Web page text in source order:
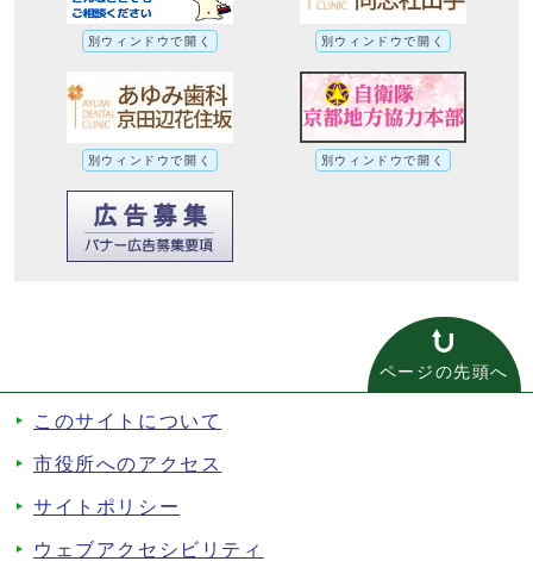
別ウィンドウで開く 別ウィンドウで開く
別ウィンドウで開く 別ウィンドウで開く
ページの先頭へ
このサイトについて
市役所へのアクセス
サイトポリシー
ウェブアクセシビリティ